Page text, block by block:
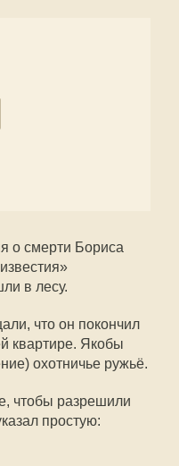
о смерти Бориса
в лесу.
что он покончил
квартире. Якобы
охотничье ружьё.
чтобы разрешили
простую: